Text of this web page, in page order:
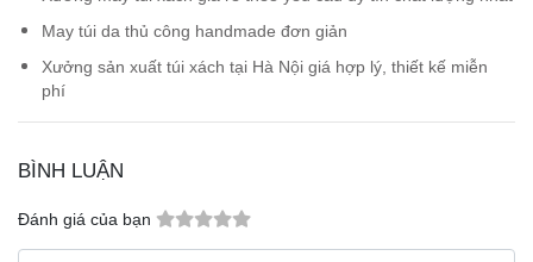
May túi da thủ công handmade đơn giản
Xưởng sản xuất túi xách tại Hà Nội giá hợp lý, thiết kế miễn
phí
BÌNH LUẬN
Đánh giá của bạn